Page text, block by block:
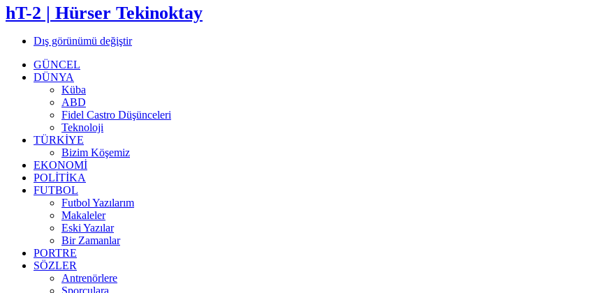
hT-2 | Hürser Tekinoktay
Dış görünümü değiştir
GÜNCEL
DÜNYA
Küba
ABD
Fidel Castro Düşünceleri
Teknoloji
TÜRKİYE
Bizim Köşemiz
EKONOMİ
POLİTİKA
FUTBOL
Futbol Yazılarım
Makaleler
Eski Yazılar
Bir Zamanlar
PORTRE
SÖZLER
Antrenörlere
Sporculara